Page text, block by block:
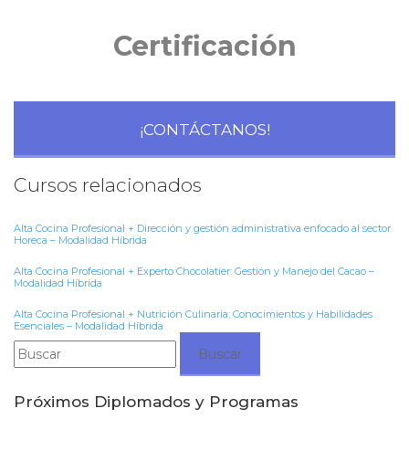
Certificación
¡CONTÁCTANOS!
Cursos relacionados
Alta Cocina Profesional + Dirección y gestión administrativa enfocado al sector
Horeca – Modalidad Híbrida
Alta Cocina Profesional + Experto Chocolatier: Gestión y Manejo del Cacao –
Modalidad Híbrida
Alta Cocina Profesional + Nutrición Culinaria; Conocimientos y Habilidades
Esenciales – Modalidad Híbrida
Buscar:
Próximos Diplomados y Programas